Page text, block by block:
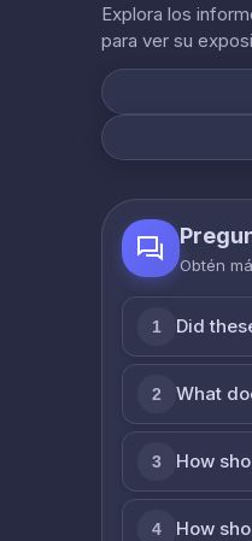
Explora los
para ver su
Obtén
1 Did
2 What
3 How
4 How